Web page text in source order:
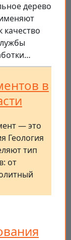
дерево
качество
в
— это
Геология
тип
от